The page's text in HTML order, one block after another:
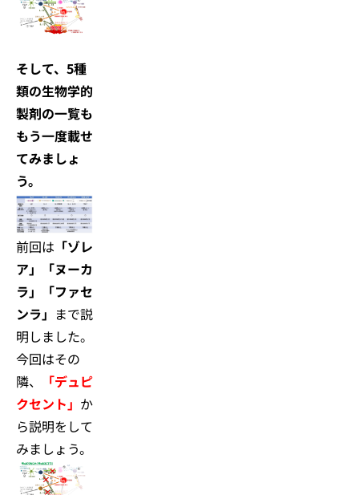
そして、5種
類の生物学的
製剤の一覧も
もう一度載せ
てみましょ
う。
前回は 「ゾレ
ア」「ヌーカ
ラ」「ファセ
ンラ」 まで説
明しました。
今回はその
隣、
「デュピ
クセント」 か
ら説明をして
みましょう。